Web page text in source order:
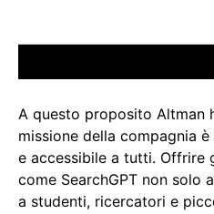
A questo proposito Altman
missione della compagnia è
e accessibile a tutti. Offrire
come SearchGPT non solo
a studenti, ricercatori e